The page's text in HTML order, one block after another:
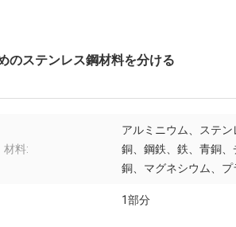
のステンレス鋼材料を分ける
材料:
アルミニウム、ステ
銅、鋼鉄、鉄、青銅、
銅、マグネシウム、プ
1部分